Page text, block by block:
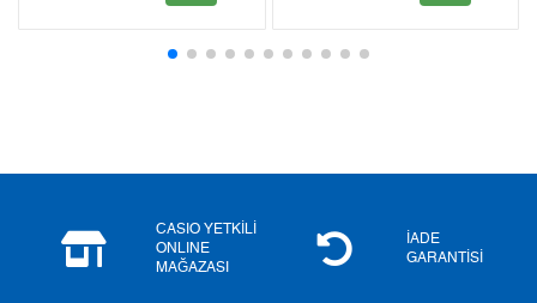
0,00 ₺
CASIO YETKİLİ
ONLINE
MAĞAZASI
İADE
GARANTİSİ